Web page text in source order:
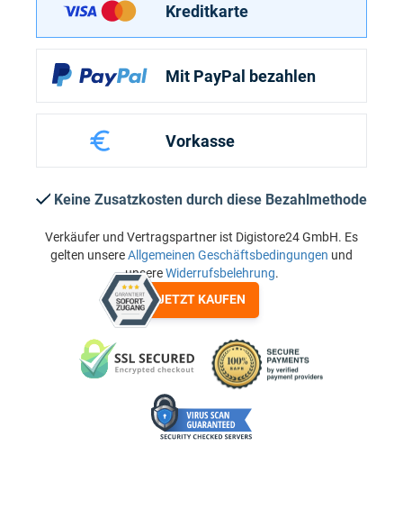
Kreditkarte
Mit PayPal bezahlen
Vorkasse
Keine Zusatzkosten durch diese Bezahlmethode
Verkäufer und Vertragspartner ist Digistore24 GmbH. Es
gelten unsereAllgemeinen Geschäftsbedingungen und
unsereWiderrufsbelehrung.
JETZT KAUFEN